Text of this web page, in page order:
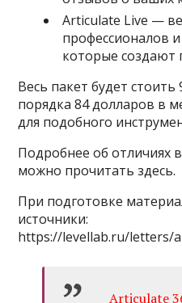
Articulate Live —
профессионалов
которые создают
Весь пакет будет стоить
порядка 84 долларов в
для подобного
Подробнее об отличиях
можно прочитать здесь.
При подготовке
источники:
https://levellab.ru/letters/
Articulate